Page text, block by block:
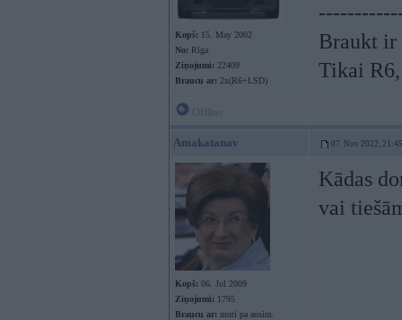
Kopš: 15. May 2002
No: Rīga
Ziņojumi: 22409
Braucu ar: 2x(R6+LSD)
Braukt ir
Tikai
Amakatanav 07. Nov 2022, 21:45
Kopš: 06. Jul 2009
Ziņojumi: 1795
Braucu ar: muti pa ausīm.
Kādas
vai